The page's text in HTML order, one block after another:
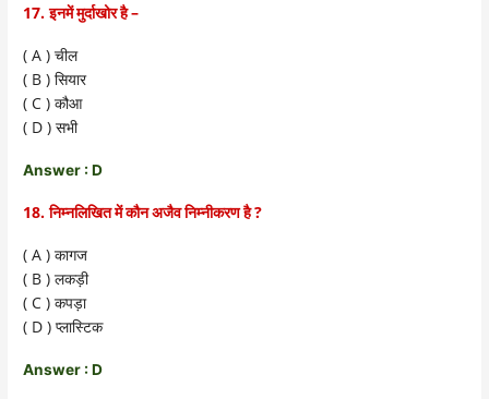
17.इनमें मुर्दाखोर है–
( A )चील
( B )सियार
( C )कौआ
( D )सभी
Answer : D
18.निम्नलिखित में कौन अजैव निम्नीकरण है?
( A )कागज
( B )लकड़ी
( C )कपड़ा
( D )प्लास्टिक
Answer : D